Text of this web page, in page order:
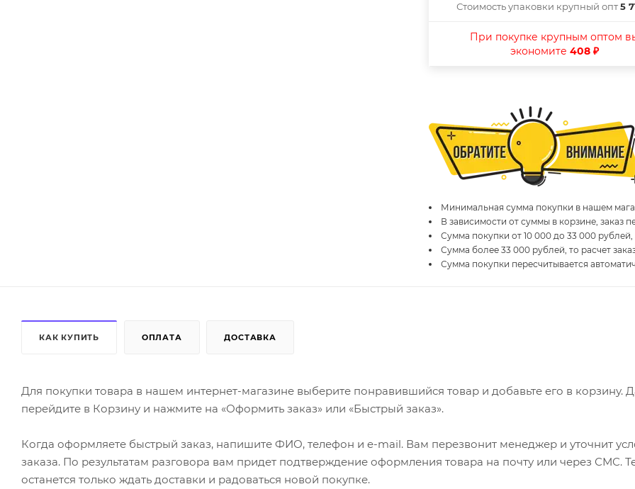
Стоимость упаковки крупный опт5
При покупке крупным оптом
экономите 408 ₽
Минимальная сумма покупки в нашем
В зависимости от суммы в корзине, заказ
Сумма покупки от 10 000 до 33 000 рублей,
Сумма более 33 000 рублей, то расчет
Сумма покупки пересчитывается
КАК КУПИТЬ ОПЛАТА ДОСТАВКА
Для покупки товара в нашем интернет-магазине выберите понравившийся товар и добавьте его в корзину.
перейдите в Корзину и нажмите на «Оформить заказ» или «Быстрый заказ».
Когда оформляете быстрый заказ, напишите ФИО, телефон и e-mail. Вам перезвонит менеджер и уточнит
заказа. По результатам разговора вам придет подтверждение оформления товара на почту или через СМС.
останется только ждать доставки и радоваться новой покупке.